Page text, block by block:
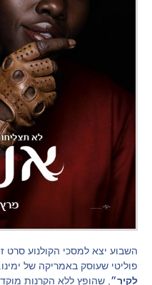
השבוע יצא למסכי הקולנוע
פוליטי שעוסק באמריקה של
לקיר״ , שהופץ ללא הקרנות